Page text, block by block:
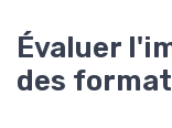
Évaluer
des